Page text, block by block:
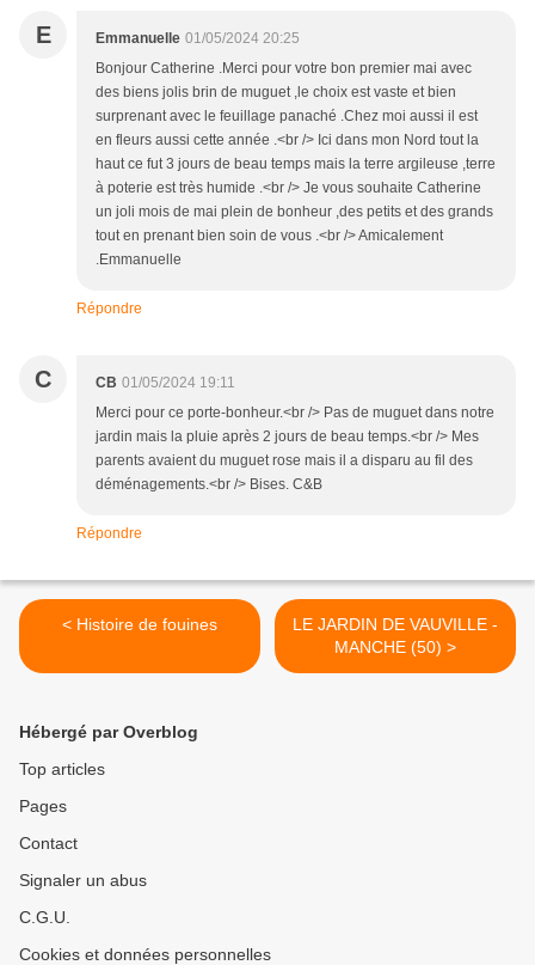
E Emmanuelle 01/05/2024 20:25
Bonjour Catherine .Merci pour votre bon premier mai avec
des biens jolis brin de muguet ,le choix est vaste et bien
surprenant avec le feuillage panaché .Chez moi aussi il est
en fleurs aussi cette année .<br /> Ici dans mon Nord tout la
haut ce fut 3 jours de beau temps mais la terre argileuse ,terre
à poterie est très humide .<br /> Je vous souhaite Catherine
un joli mois de mai plein de bonheur ,des petits et des grands
tout en prenant bien soin de vous .<br /> Amicalement
.Emmanuelle
Répondre
C CB 01/05/2024 19:11
Merci pour ce porte-bonheur.<br /> Pas de muguet dans notre
jardin mais la pluie après 2 jours de beau temps.<br /> Mes
parents avaient du muguet rose mais il a disparu au fil des
déménagements.<br /> Bises. C&B
Répondre
< Histoire de fouines
LE JARDIN DE VAUVILLE -
MANCHE (50) >
Hébergé par Overblog
Top articles
Pages
Contact
Signaler un abus
C.G.U.
Cookies et données personnelles